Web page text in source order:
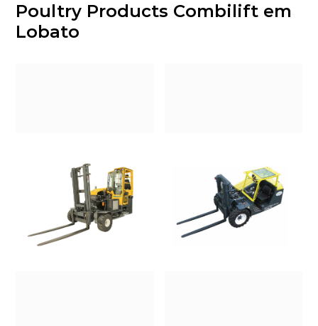
Poultry Products Combilift em
Lobato